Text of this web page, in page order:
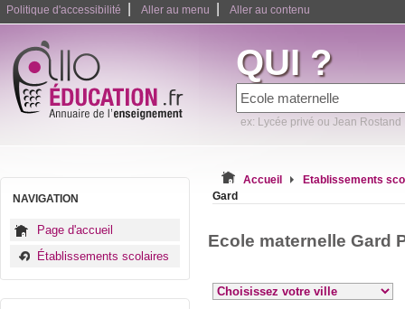
Politique d'accessibilité Aller au menu Aller au contenu
QUI ?
ex: Lycée privé ou Jean Rostand
NAVIGATION
Page d'accueil
Établissements scolaires
Accueil
Etablissements
Gard
Ecole maternelle Gard